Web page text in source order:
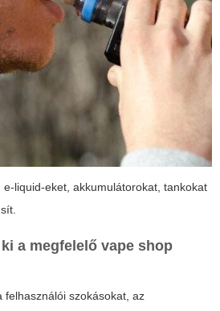
liquid-eket, akkumulátorokat, tankokat
a megfelelő vape shop
felhasználói szokásokat, az